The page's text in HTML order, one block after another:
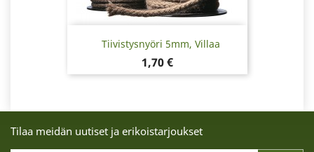
Tiivistysnyöri 5mm, Villaa
Hinta
1,70 €
Tilaa meidän uutiset ja erikoistarjoukset